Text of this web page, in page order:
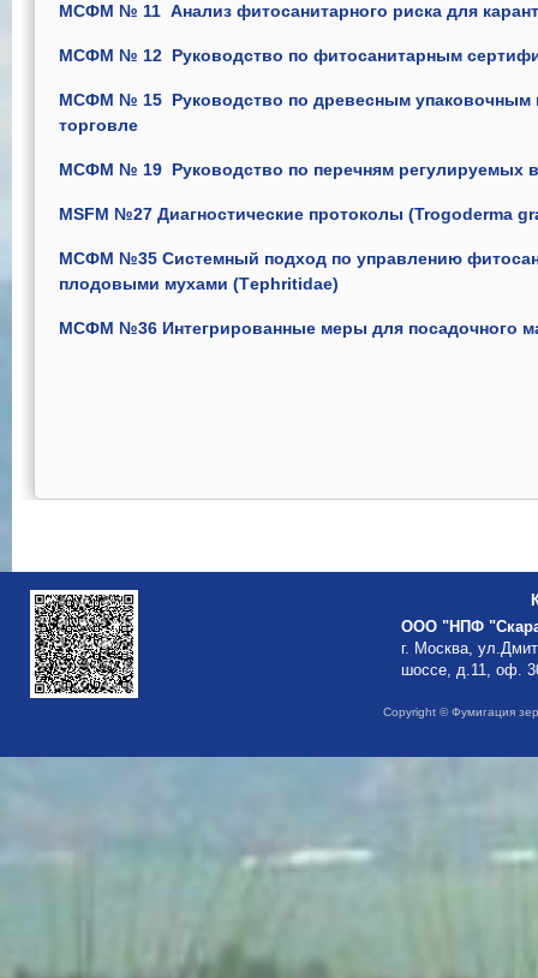
МСФМ № 11 Анализ фитосанитарного риска для
МСФМ № 12 Руководство по фитосанитарным
МСФМ № 15 Руководство по древесным упаковочным
торговле
МСФМ № 19 Руководство по перечням регулируемых
MSFM №27 Диагностические протоколы (Trogoderma
МСФМ №35 Системный подход по управлению
плодовыми мухами (Тephritidae)
МСФМ №36 Интегрированные меры для посадочного
ООО "НПФ
г. Москва,
шоссе, д.11, оф.
Copyright © Фумигация